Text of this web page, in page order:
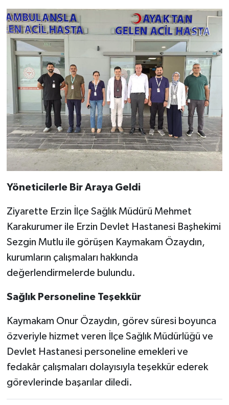
Yöneticilerle Bir Araya Geldi
Ziyarette Erzin İlçe Sağlık Müdürü Mehmet
Karakurumer ile Erzin Devlet Hastanesi Başhekimi
Sezgin Mutlu ile görüşen Kaymakam Özaydın,
kurumların çalışmaları hakkında
değerlendirmelerde bulundu.
Sağlık Personeline Teşekkür
Kaymakam Onur Özaydın, görev süresi boyunca
özveriyle hizmet veren İlçe Sağlık Müdürlüğü ve
Devlet Hastanesi personeline emekleri ve
fedakâr çalışmaları dolayısıyla teşekkür ederek
görevlerinde başarılar diledi.